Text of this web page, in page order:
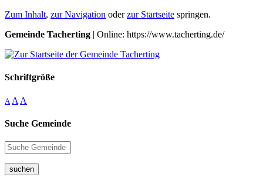
Zum Inhalt, zur Navigation oderzur Startseite springen.
Gemeinde Tacherting | Online: https://www.tacherting.de/
Schriftgröße
A A A
Suche Gemeinde
suchen